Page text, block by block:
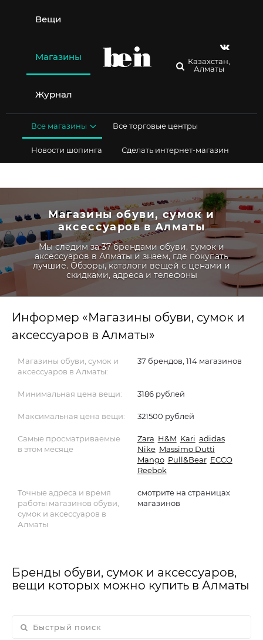
содержимому
Вещи
Магазины
Журнал
Казахстан,
Алматы
Все магазины Все торговые центры
Новости шопинга Сделать интернет-магазин
Магазины обуви, сумок и
аксессуаров в Алматы
Мы следим за 37 брендами обуви, сумок и
аксессуаров в Алматы и знаем, где покупать
лучшие. Обзоры, каталоги вещей с ценами и
скидками, адреса и телефоны
Информер «Магазины обуви, сумок и
аксессуаров в Алматы»
Магазины обуви, сумок и
аксессуаров в Алматы:
37 брендов, 114 магазинов
Минимальная цена вещи: 3186 рублей
Максимальная цена вещи: 321500 рублей
Самые просматриваемые
в этом месяце
Zara H&M Kari adidas
Nike Massimo Dutti
Mango Pull&Bear ECCO
Reebok
Точные адреса и время
работы магазинов обуви,
сумок и аксессуаров в
Алматы
смотрите на страницах
магазинов
Бренды обуви, сумок и аксессуаров,
вещи которых можно купить в Алматы